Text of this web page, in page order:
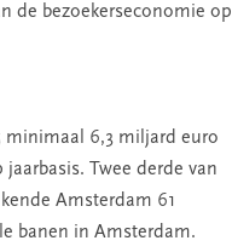
de bezoekerseconomie op
minimaal 6,3 miljard euro
Twee derde van
Amsterdam 61
banen in Amsterdam.